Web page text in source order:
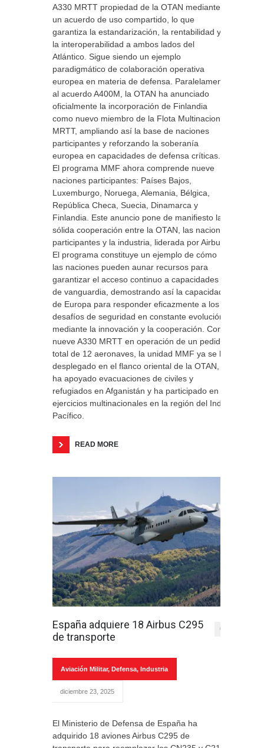
A330 MRTT propiedad de la OTAN mediante
un acuerdo de uso compartido, lo que
garantiza la estandarización, la rentabilidad y
la interoperabilidad a ambos lados del
Atlántico. Sigue siendo un ejemplo
paradigmático de colaboración operativa
europea en materia de defensa. Paralelamente
al acuerdo A400M, la OTAN ha anunciado
oficialmente la incorporación de Finlandia
como nuevo miembro de la Flota Multinacional
MRTT, ampliando así la base de naciones
participantes y reforzando la soberanía
europea en capacidades de defensa críticas.
El programa MMF ahora comprende nueve
naciones participantes: Países Bajos,
Luxemburgo, Noruega, Alemania, Bélgica,
República Checa, Suecia, Dinamarca y
Finlandia. Este anuncio pone de manifiesto la
sólida cooperación entre la OTAN, las naciones
participantes y la industria, liderada por Airbus.
El programa constituye un ejemplo de cómo
las naciones pueden aunar recursos para
garantizar el acceso continuo a capacidades
de vanguardia, demostrando así la capacidad
de Europa para responder eficazmente a los
desafíos de seguridad en constante evolución
mediante la innovación y la cooperación. Con
nueve A330 MRTT en operación de un pedido
total de 12 aeronaves, la unidad MMF ya se ha
desplegado en el flanco oriental de la OTAN,
ha apoyado evacuaciones de civiles y
refugiados en Afganistán y ha participado en
ejercicios multinacionales en la región del Indo-
Pacífico.
READ MORE
España adquiere 18 Airbus C295
de transporte
0
Aviación Militar, Defensa, Industria
diciembre 23, 2025
El Ministerio de Defensa de España ha
adquirido 18 aviones Airbus C295 de